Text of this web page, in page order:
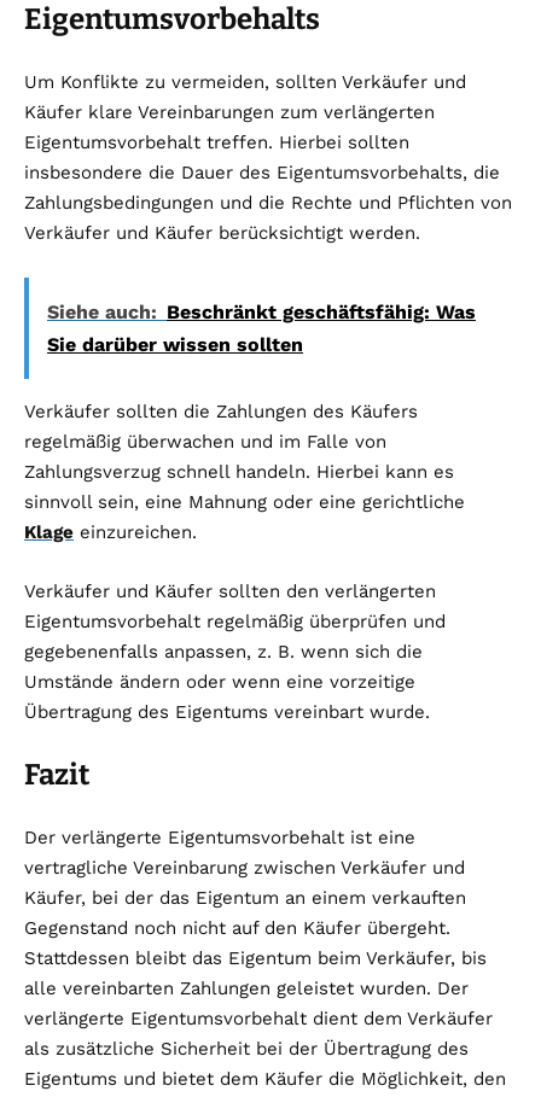
Eigentumsvorbehalts
Um Konflikte zu vermeiden, sollten Verkäufer und
Käufer klare Vereinbarungen zum verlängerten
Eigentumsvorbehalt treffen. Hierbei sollten
insbesondere die Dauer des Eigentumsvorbehalts, die
Zahlungsbedingungen und die Rechte und Pflichten von
Verkäufer und Käufer berücksichtigt werden.
Siehe auch: Beschränkt geschäftsfähig: Was
Sie darüber wissen sollten
Verkäufer sollten die Zahlungen des Käufers
regelmäßig überwachen und im Falle von
Zahlungsverzug schnell handeln. Hierbei kann es
sinnvoll sein, eine Mahnung oder eine gerichtliche
Klage einzureichen.
Verkäufer und Käufer sollten den verlängerten
Eigentumsvorbehalt regelmäßig überprüfen und
gegebenenfalls anpassen, z. B. wenn sich die
Umstände ändern oder wenn eine vorzeitige
Übertragung des Eigentums vereinbart wurde.
Fazit
Der verlängerte Eigentumsvorbehalt ist eine
vertragliche Vereinbarung zwischen Verkäufer und
Käufer, bei der das Eigentum an einem verkauften
Gegenstand noch nicht auf den Käufer übergeht.
Stattdessen bleibt das Eigentum beim Verkäufer, bis
alle vereinbarten Zahlungen geleistet wurden. Der
verlängerte Eigentumsvorbehalt dient dem Verkäufer
als zusätzliche Sicherheit bei der Übertragung des
Eigentums und bietet dem Käufer die Möglichkeit, den